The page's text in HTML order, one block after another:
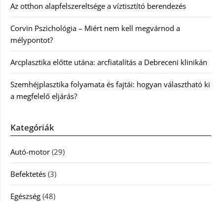
Az otthon alapfelszereltsége a víztisztító berendezés
Corvin Pszichológia – Miért nem kell megvárnod a
mélypontot?
Arcplasztika előtte utána: arcfiatalítás a Debreceni klinikán
Szemhéjplasztika folyamata és fajtái: hogyan választható ki
a megfelelő eljárás?
Kategóriák
Autó-motor (29)
Befektetés (3)
Egészség (48)